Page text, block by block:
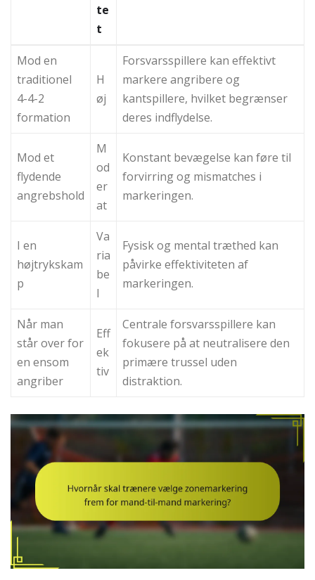
te
t
Mod en
traditionel
4-4-2
formation
H
øj
Forsvarsspillere kan effektivt
markere angribere og
kantspillere, hvilket begrænser
deres indflydelse.
Mod et
flydende
angrebshold
M
od
er
at
Konstant bevægelse kan føre til
forvirring og mismatches i
markeringen.
I en
højtrykskam
p
Va
ria
be
l
Fysisk og mental træthed kan
påvirke effektiviteten af
markeringen.
Når man
står over for
en ensom
angriber
Eff
ek
tiv
Centrale forsvarsspillere kan
fokusere på at neutralisere den
primære trussel uden
distraktion.